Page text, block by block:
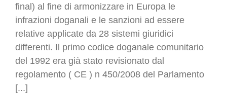
final) al fine di armonizzare in Europa le
infrazioni doganali e le sanzioni ad essere
relative applicate da 28 sistemi giuridici
differenti. Il primo codice doganale comunitario
del 1992 era già stato revisionato dal
regolamento ( CE ) n 450/2008 del Parlamento
[...]